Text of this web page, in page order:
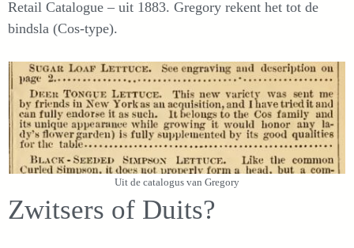
Retail Catalogue – uit 1883. Gregory rekent het tot de
bindsla (Cos-type).
Uit de catalogus van Gregory
Zwitsers of Duits?